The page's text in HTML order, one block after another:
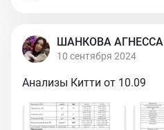
ШАНКОВА АГНЕССА
10 сентября 2024
Анализы Китти от 10.09